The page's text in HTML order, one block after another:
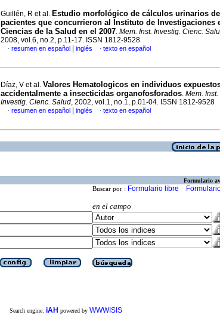
Guillén, R et al. Estudio morfológico de cálculos urinarios de
pacientes que concurrieron al Instituto de Investigaciones
Ciencias de la Salud en el 2007. Mem. Inst. Investig. Cienc.
2008, vol.6, no.2, p.11-17. ISSN 1812-9528
· resumen en español inglés · texto en español
Díaz, V et al. Valores Hematologicos en individuos
accidentalmente a insecticidas organofosforados. Mem. Inst.
Investig. Cienc. Salud, 2002, vol.1, no.1, p.01-04. ISSN 1812-9528
· resumen en español inglés · texto en español
Formulario
Buscar por : Formulario libre
en el campo
Search engine: iAH powered by WWWISIS